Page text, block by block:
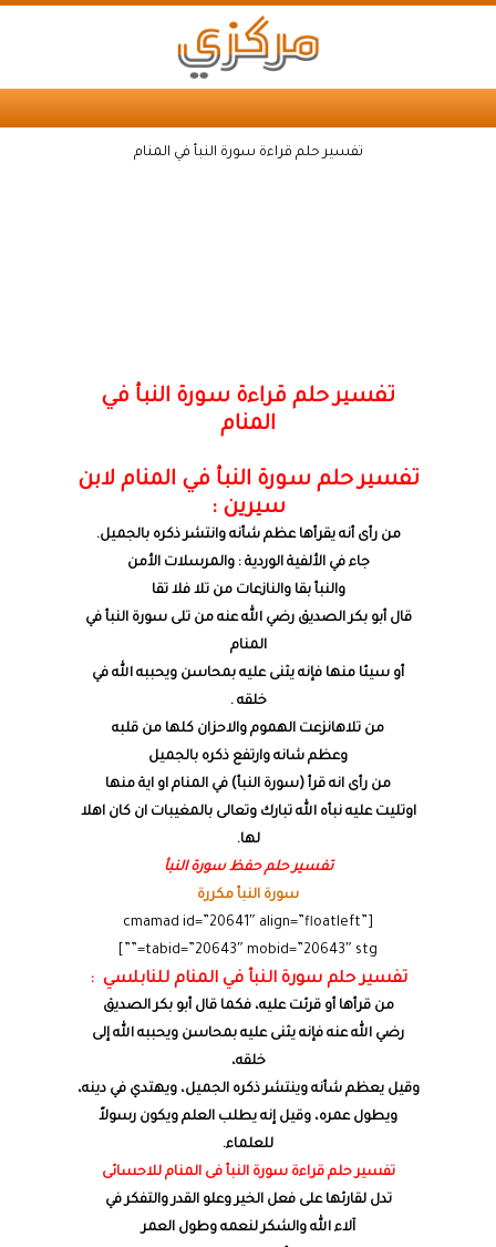
تفسير حلم قراءة سورة النبأ في المنام
تفسير حلم قراءة سورة النبأ في
المنام
تفسير حلم سورة النبأ في المنام لابن
سيرين :
من رأى أنه يقرأها عظم شأنه وانتشر ذكره بالجميل.
جاء في الألفية الوردية : والمرسلات الأمن
والنبأ بقا والنازعات من تلا فلا تقا
قال أبو بكر الصديق رضي الله عنه من تلى سورة النبأ في
المنام
أو سيئا منها فإنه يثنى عليه بمحاسن ويحببه الله في
خلقه .
من تلاهانزعت الهموم والاحزان كلها من قلبه
وعظم شانه وارتفع ذكره بالجميل
من رأى انه قرأ (سورة النبأ) في المنام او اية منها
اوتليت عليه نبأه الله تبارك وتعالى بالمغيبات ان كان اهلا
لها.
تفسير حلم حفظ سورة النبأ
سورة النبأ مكررة
[cmamad id=”20641″ align=”floatleft”
tabid=”20643″ mobid=”20643″ stg=””]
تفسير حلم سورة النبأ في المنام للنابلسي :
من قرأها أو قرئت عليه، فكما قال أبو بكر الصديق
رضي الله عنه فإنه يثنى عليه بمحاسن ويحببه الله إلى
خلقه،
وقيل يعظم شأنه وينتشر ذكره الجميل، ويهتدي في دينه،
ويطول عمره، وقيل إنه يطلب العلم ويكون رسولاً
للعلماء.
تفسير حلم قراءة سورة النبأ فى المنام للاحسائى
تدل لقارئها على فعل الخير وعلو القدر والتفكر في
آلاء الله والشكر لنعمه وطول العمر